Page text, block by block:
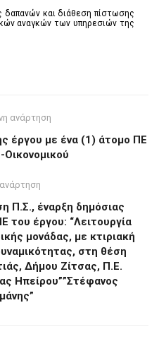
δαπανών και διάθεση πίστωσης
αναγκών των υπηρεσιών της
ανάρτηση
έργου με ένα (1) άτομο ΠΕ
Οικονομικού
Π.Σ., έναρξη δημόσιας
του έργου: “Λειτουργία
μονάδας, με κτιριακή
στη θέση
Δήμου Ζίτσας, Π.Ε.
Ηπείρου””Στέφανος